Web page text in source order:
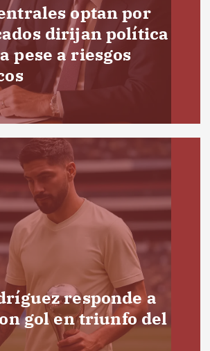
optan por
dirijan política
pese a riesgos
responde a
gol en triunfo del